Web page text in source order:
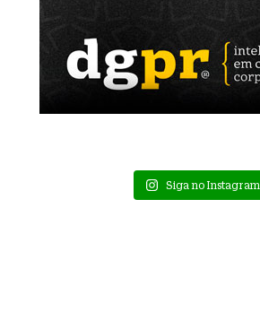
Siga no Instagram